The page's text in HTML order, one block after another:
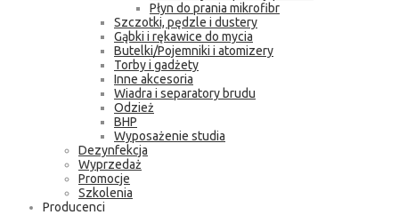
Płyn do prania mikrofibr
Szczotki, pędzle i dustery
Gąbki i rękawice do mycia
Butelki/Pojemniki i atomizery
Torby i gadżety
Inne akcesoria
Wiadra i separatory brudu
Odzież
BHP
Wyposażenie studia
Dezynfekcja
Wyprzedaż
Promocje
Szkolenia
Producenci